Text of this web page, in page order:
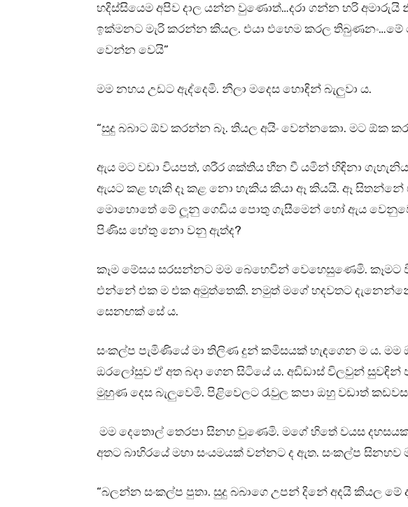
හදිස්සියෙම අපිව දාල යන්න වුණොත්…දරා ගන්න හරි අමාරුයි
ඉක්මනට මැරි කරන්න කියල. එයා එහෙම කරල තිබුණනං…මේ
වෙන්න වෙයි”
මම නහය උඩට ඇද්දෙමි. නීලා මදෙස හොඳින් බැලුවා ය.
“සුදු බබාට ඕව කරන්න බෑ. තියල අයිං වෙන්නකො. මට ඕක
ඇය මට වඩා වියපත්, ශරීර ශක්තිය හීන වී යමින් හිඳිනා
ඇයට කළ හැකි දෑ කළ නො හැකිය කියා ඈ කියයි. ඈ සිතන්නේ
මොහොතේ මේ ලූනු ගෙඩිය පොතු ගැසීමෙන් හෝ ඇය
පිණිස හේතු නො වනු ඇත්ද?
කෑම මේසය සරසන්නට මම බෙහෙවින් වෙහෙසුණෙමි. කෑමට
එන්නේ එක ම එක අමුත්තෙකි. නමුත් මගේ හදවතට
සෙනඟක් සේ ය.
සංකල්ප පැමිණියේ මා තිලිණ දුන් කමිසයක් හැඳගෙන ම ය. මම
ඔරලෝසුව ඒ අත බදා ගෙන සිටියේ ය. අඩිඩාස් විලවුන් සුවඳින්
මුහුණ දෙස බැලුවෙමි. පිළිවෙලට රැවුල කපා ඔහු වඩාත්
මම දෙතොල් තෙරපා සිනහ වුණෙමි. මගේ හිතේ වයස
අතට බාහිරයේ මහා සංයමයක් වන්නට ද ඇත. සංකල්ප
“බලන්න සංකල්ප පුතා. සුදු බබාගෙ උපන් දිනේ අදයි කියල මේ